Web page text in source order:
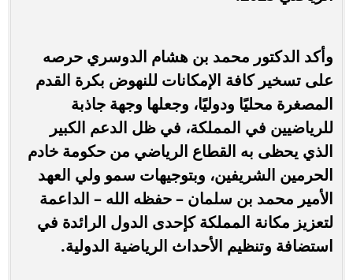
وأكد الدكتور محمد بن هشام الدوسري حرصه
على تسخير كافة الإمكانات للنهوض بكرة القدم
المصغرة محليًا ودوليًا، وجعلها وجهة جاذبة
للرياضيين في المملكة، في ظل الدعم الكبير
الذي يحظى به القطاع الرياضي من حكومة خادم
الحرمين الشريفين، وبتوجيهات سمو ولي العهد
الأمير محمد بن سلمان – حفظه الله – الداعمة
لتعزيز مكانة المملكة كإحدى الدول الرائدة في
استضافة وتنظيم الأحداث الرياضية الدولية.